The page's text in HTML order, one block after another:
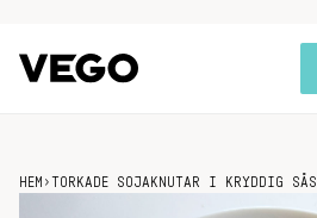
HEM ›TORKADE SOJAKNUTAR I KRYDDIG SÅS